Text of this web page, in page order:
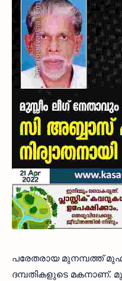
പരേതരായ മുനമ്പത്ത്
ദമ്പതികളുടെ മകനാണ്.